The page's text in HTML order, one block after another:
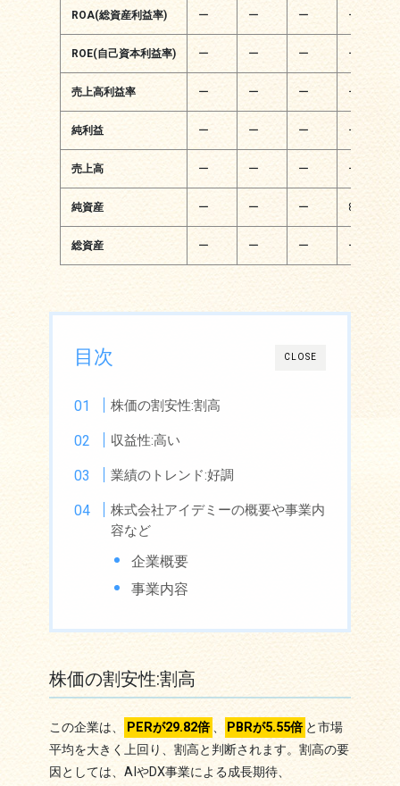
ROA(総資産利益率) ー ー ー ー
ROE(自己資本利益率) ー ー ー ー
売上高利益率 ー ー ー ー
純利益 ー ー ー ー
売上高 ー ー ー ー
純資産 ー ー ー 81百万円
総資産 ー ー ー ー
CLOSE
目次
株価の割安性:割高
収益性:高い
業績のトレンド:好調
株式会社アイデミーの概要や事業内
容など
企業概要
事業内容
株価の割安性:割高
この企業は、 PERが29.82倍 、 PBRが5.55倍 と市場
平均を大きく上回り、割高と判断されます。割高の要
因としては、AIやDX事業による成長期待、